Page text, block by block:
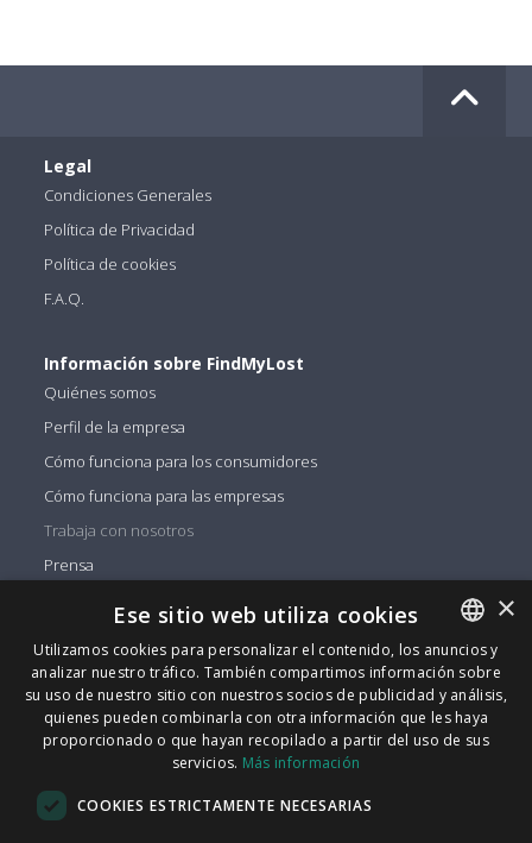
Legal
Condiciones Generales
Política de Privacidad
Política de cookies
F.A.Q.
Información sobre FindMyLost
Quiénes somos
Perfil de la empresa
Cómo funciona para los consumidores
Cómo funciona para las empresas
Trabaja con nosotros
Prensa
¿Necesita ayuda?
Contáctenos
Puede encontrarnos en
Facebook
Twitter
Linkedin
ENGLISH
ITALIAN
×
Ese sitio web utiliza cookies
Utilizamos cookies para personalizar el contenido, los anuncios y
analizar nuestro tráfico. También compartimos información sobre
su uso de nuestro sitio con nuestros socios de publicidad y análisis,
quienes pueden combinarla con otra información que les haya
proporcionado o que hayan recopilado a partir del uso de sus
servicios. Más información
COOKIES ESTRICTAMENTE NECESARIAS